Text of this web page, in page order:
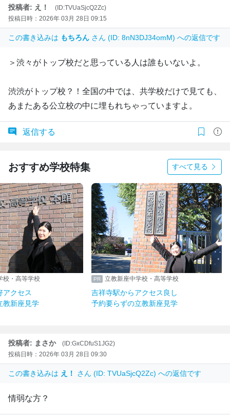
投稿者: え！
(ID:TVUaSjcQ2Zc)
投稿日時：2026年 03月 28日 09:15
この書き込みは もちろん さん (ID: 8nN3DJ34omM) への返信です
＞渋々がトップ校だと思っている人は誰もいないよ。
渋渋がトップ校？！全国の中では、共学校だけで見ても、
あまたある公立校の中に埋もれちゃっていますよ。
返信する
おすすめ学校特集 すべて見る
校・高等学校
アクセス
教新座見学
立教新座中学校・高等学校
吉祥寺駅からアクセス良し
予約要らずの立教新座見学
投稿者: まさか
(ID:GxCDfuS1JG2)
投稿日時：2026年 03月 28日 09:30
この書き込みは え！ さん (ID: TVUaSjcQ2Zc) への返信です
情弱な方？